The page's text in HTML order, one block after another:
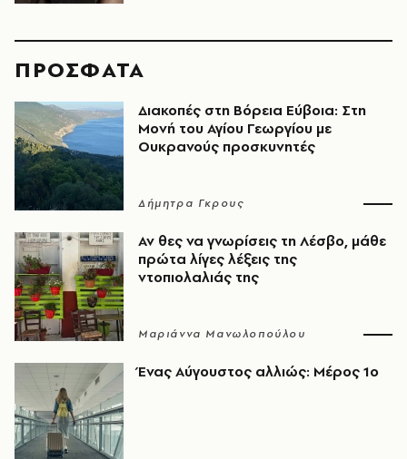
ΠΡΟΣΦΑΤΑ
Διακοπές στη Βόρεια Εύβοια: Στη
Μονή του Αγίου Γεωργίου με
Ουκρανούς προσκυνητές
Δήμητρα Γκρους
Αν θες να γνωρίσεις τη Λέσβο, μάθε
πρώτα λίγες λέξεις της
ντοπιολαλιάς της
Μαριάννα Μανωλοπούλου
Ένας Αύγουστος αλλιώς: Μέρος 1ο